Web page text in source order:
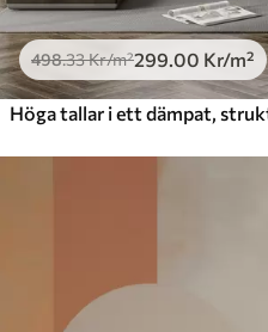
498.33Kr/m²299 .00 Kr/m²